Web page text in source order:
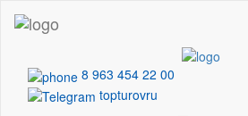
8 963 454 22 00
topturovru